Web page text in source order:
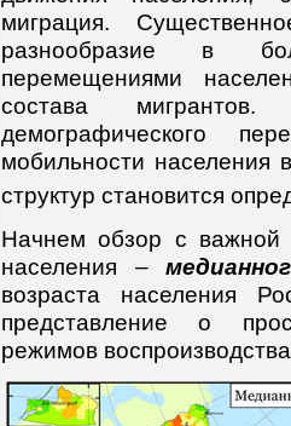
миграция.
разнообразие в
перемещениями
состава
демографического
мобильности населения
структур становится
Начнем обзор с важной
населения –
возраста населения
представление о
режимов